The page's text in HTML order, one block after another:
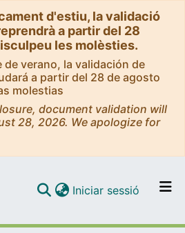
d'estiu, la validació
a partir del 28
les molèsties.
verano, la validación de
a partir del 28 de agosto
molestias
document validation will
28, 2026. We apologize for
Iniciar sessió (current)